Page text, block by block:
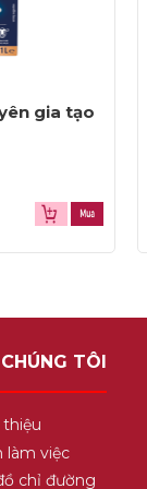
gia tạo
TÔI
thiệu
làm việc
chỉ đường